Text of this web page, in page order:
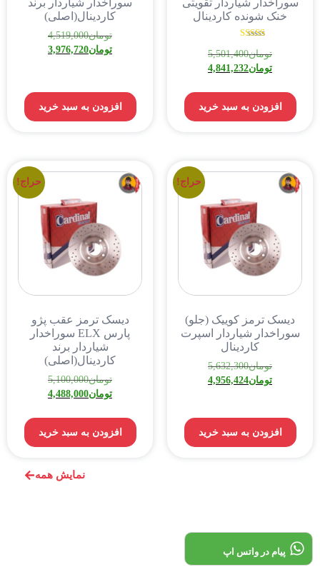
نمایش همه
سوراخدار شیاردار تقویتی
خنک شونده کاردینال
5.00
از 5
تومان5,501,400
تومان4,841,232
افزودن به سبد خرید
سوراخدار شیاردار برند
کاردینال(اصلی)
تومان4,519,000
تومان3,976,720
افزودن به سبد خرید
حراج!
دیسک ترمز کوییک (جلو)
سوراخدار شیاردار اسپرت
کاردینال
تومان5,632,300
تومان4,956,424
افزودن به سبد خرید
حراج!
دیسک ترمز عقب پژو
پارس ELX سوراخدار
شیاردار برند
کاردینال(اصلی)
تومان5,100,000
تومان4,488,000
افزودن به سبد خرید
پیام در واتس اپ